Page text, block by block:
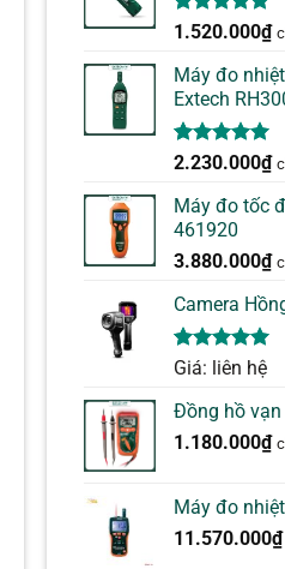
5.00trên 5
1
đánh giá
1.520.000₫
Máy đo
Extech
5.00trên 5
1
đánh giá
2.230.000₫
Máy đo tốc
461920
3.880.000₫
Camera
5.00 trên 5
1
đánh giá
Giá: liên hệ
Đồng hồ vạn
1.180.000₫
Máy đo
11.570.000₫